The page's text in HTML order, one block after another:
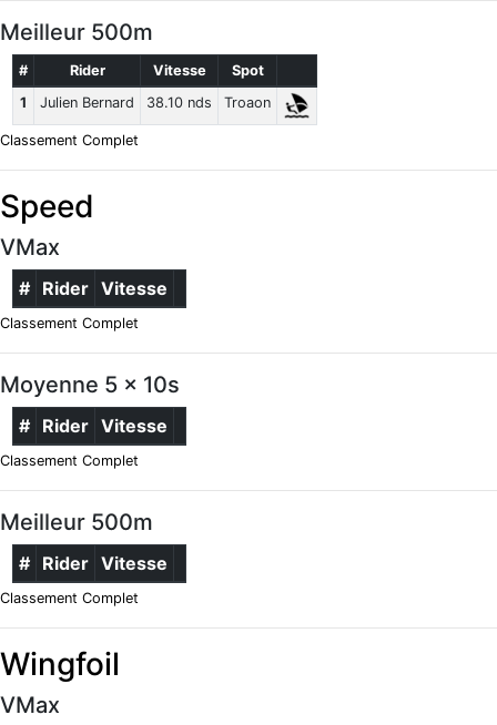
Meilleur 500m
# Rider Vitesse
Spot
1
Julien Bernard 38.10 nds Troaon
Classement Complet
Speed
VMax
# Rider Vitesse
Classement Complet
Moyenne 5 x 10s
# Rider Vitesse
Classement Complet
Meilleur 500m
# Rider Vitesse
Classement Complet
Wingfoil
VMax